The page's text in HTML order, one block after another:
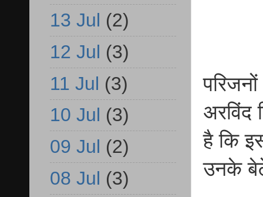
अरविंद
है कि
उनके
13 Jul (2)
12 Jul (3)
11 Jul (3)
10 Jul (3)
09 Jul (2)
08 Jul (3)